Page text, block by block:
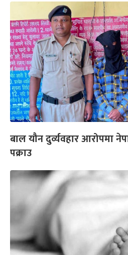
बाल यौन दुर्व्यवहार आरोपमा
पक्राउ